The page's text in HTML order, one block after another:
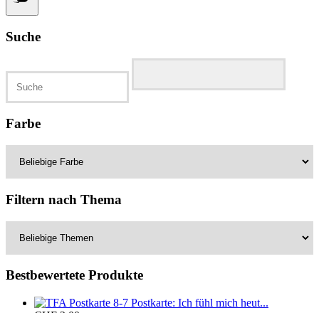
Suche
nach:
Farbe
Filtern nach Thema
Bestbewertete Produkte
Postkarte: Ich fühl mich heut...